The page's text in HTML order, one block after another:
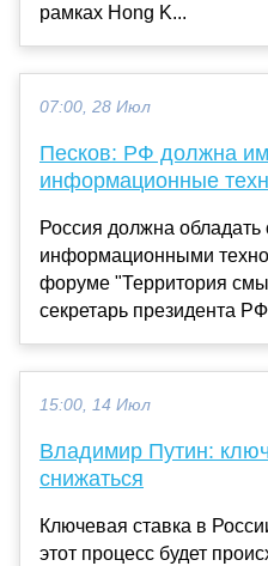
рамках Hong K...
07:00, 28 Июл
Песков: РФ должна
информационные
Россия должна
информационными
форуме "Территория
секретарь президента
15:00, 14 Июл
Владимир Путин:
снижаться
Ключевая ставка в
этот процесс будет